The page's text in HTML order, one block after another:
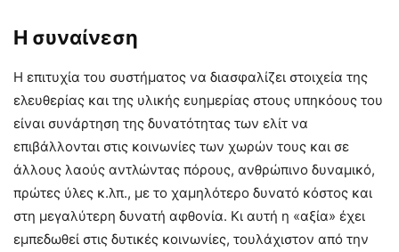
Η συναίνεση
Η επιτυχία του συστήματος να διασφαλίζει στοιχεία της
ελευθερίας και της υλικής ευημερίας στους υπηκόους του
είναι συνάρτηση της δυνατότητας των ελίτ να
επιβάλλονται στις κοινωνίες των χωρών τους και σε
άλλους λαούς αντλώντας πόρους, ανθρώπινο δυναμικό,
πρώτες ύλες κ.λπ., με το χαμηλότερο δυνατό κόστος και
στη μεγαλύτερη δυνατή αφθονία. Κι αυτή η «αξία» έχει
εμπεδωθεί στις δυτικές κοινωνίες, τουλάχιστον από την